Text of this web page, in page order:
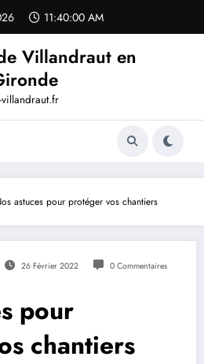
11:40:00 AM
Villandraut en
villandraut.fr
astuces pour protéger vos chantiers
26 Février 2022 0 Commentaires
pour
chantiers